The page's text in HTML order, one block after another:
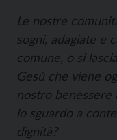
Le nostre
sogni, adagiate e
comune, o si
Gesù che viene
nostro benessere
lo sguardo a
dignità?